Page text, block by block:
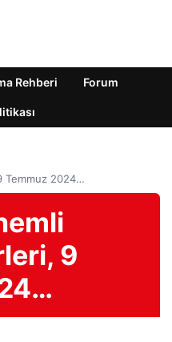
Rehberi Forum
Temmuz 2024…
9